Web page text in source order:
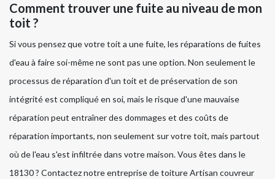
Comment trouver une fuite au niveau de mon
toit ?
Si vous pensez que votre toit a une fuite, les réparations de fuites
d'eau à faire soi-même ne sont pas une option. Non seulement le
processus de réparation d'un toit et de préservation de son
intégrité est compliqué en soi, mais le risque d'une mauvaise
réparation peut entraîner des dommages et des coûts de
réparation importants, non seulement sur votre toit, mais partout
où de l'eau s'est infiltrée dans votre maison. Vous êtes dans le
18130 ? Contactez notre entreprise de toiture Artisan couvreur